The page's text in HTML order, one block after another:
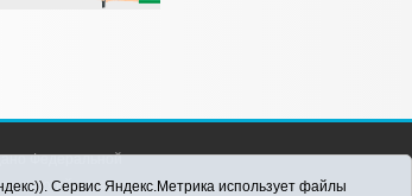
Федеральной
и массовых
Сервис Яндекс.Метрика использует файлы